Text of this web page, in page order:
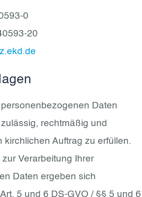
0
20
Daten
rechtmäßig und
kirchlichen Auftrag zu erfüllen.
Verarbeitung Ihrer
Daten ergeben sich
5 und 6 DS-GVO / §§ 5 und 6